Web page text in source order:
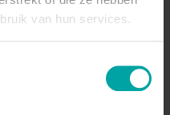
van hun services.